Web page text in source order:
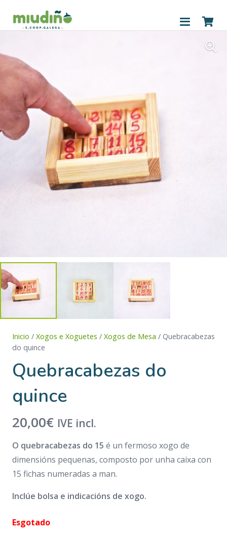
Inicio / Xogos e Xoguetes / Xogos de Mesa / Quebracabezas
do quince
Quebracabezas do
quince
20,00€ IVE incl.
O quebracabezas do 15 é un fermoso xogo de
dimensións pequenas, composto por unha caixa con
15 fichas numeradas a man.
Inclúe bolsa e indicacións de xogo.
Esgotado